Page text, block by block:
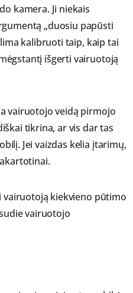
kamera. Ji niekais
„duosiu papūsti
kalibruoti taip, kaip tai
išgerti vairuotoją
vairuotojo veidą pirmojo
tikrina, ar vis dar tas
Jei vaizdas kelia įtarimų,
kiekvieno pūtimo
vairuotojo